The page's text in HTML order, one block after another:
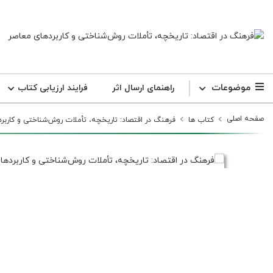
موضوعات راهنمای ارسال اثر فرایند ارزیابی کتاب
صفحه اصلی کتاب ها فرهنگ در اقتصاد: تاریخچه، تأملات روش‌شناختی و